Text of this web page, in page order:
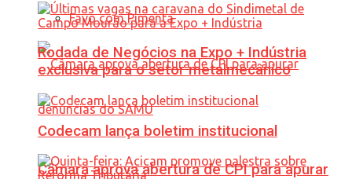
Favo com Pimenta
Câmara aprova abertura de CPI para apurar
Rodada de Negócios na Expo + Indústria
exclusiva para o setor metalmecânico
Codecam lança boletim institucional